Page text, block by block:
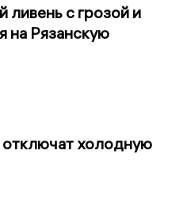
ливень с грозой и
на Рязанскую
холодную